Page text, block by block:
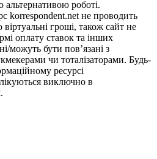
альтернативою роботі.
korrespondent.net не проводить
віртуальні гроші, також сайт не
оплату ставок та інших
можуть бути пов’язані з
чи тоталізаторами. Будь-
ресурсі
виключно в